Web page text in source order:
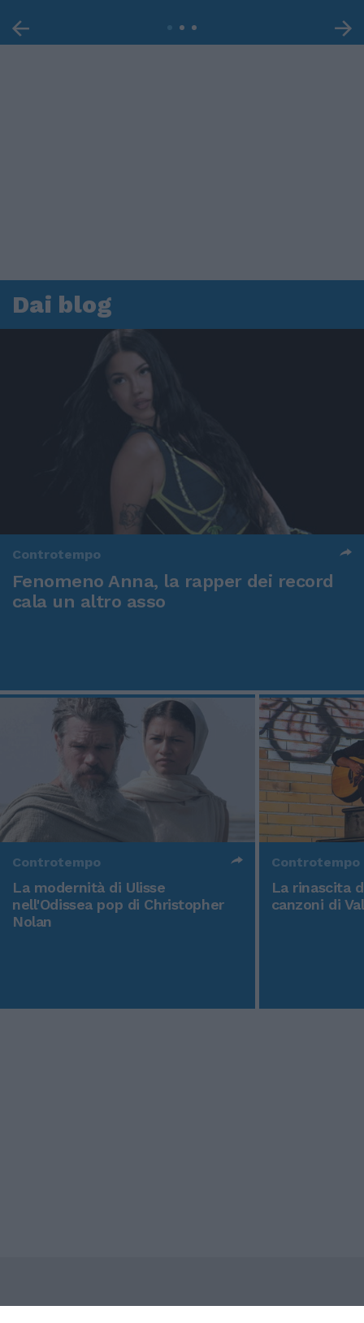
Dai blog
Controtempo
Fenomeno Anna, la rapper dei record
cala un altro asso
Controtempo
La modernità di Ulisse
nell'Odissea pop di Christopher
Nolan
Controtempo
La rinascita
canzoni di